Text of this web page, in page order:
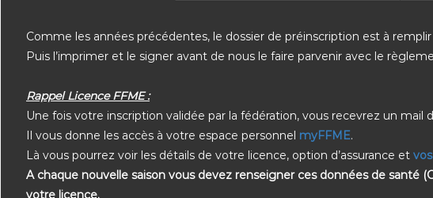
Comme les années précédentes, le dossier de préinscription est à remplir
Puis l’imprimer et le signer avant de nous le faire parvenir avec le
Rappel Licence FFME :
Une fois votre inscription validée par la fédération, vous recevrez un
Il vous donne les accès à votre espace personnel myFFME.
Là vous pourrez voir les détails de votre licence, option d’assurance et
A chaque nouvelle saison vous devez renseigner ces données de santé
votre licence.